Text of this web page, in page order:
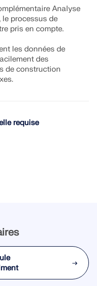
des cartes de zones
vent et des données
Analyse
processus de
pris en compte.
les données de
des
de construction
requise